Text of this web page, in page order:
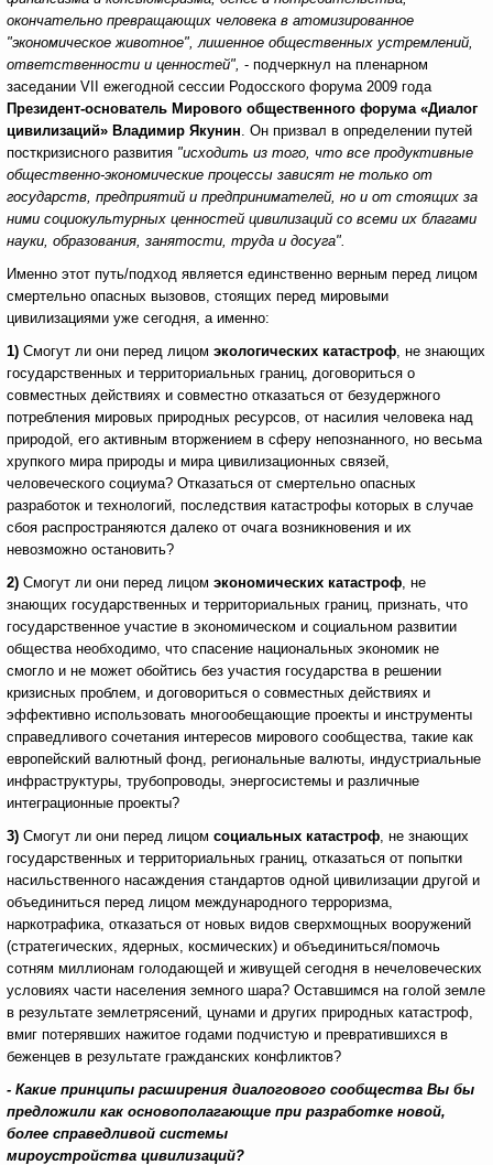
окончательно превращающих человека в атомизированное
"экономическое животное", лишенное общественных устремлений,
ответственности и ценностей", - подчеркнул на пленарном
заседании VII ежегодной сессии Родосского форума 2009 года
Президент-основатель Мирового общественного форума «Диалог
цивилизаций» Владимир Якунин. Он призвал в определении путей
посткризисного развития "исходить из того, что все продуктивные
общественно-экономические процессы зависят не только от
государств, предприятий и предпринимателей, но и от стоящих за
ними социокультурных ценностей цивилизаций со всеми их благами
науки, образования, занятости, труда и досуга".
Именно этот путь/подход является единственно верным перед лицом
смертельно опасных вызовов, стоящих перед мировыми
цивилизациями уже сегодня, а именно:
1) Смогут ли они перед лицом экологических катастроф, не знающих
государственных и территориальных границ, договориться о
совместных действиях и совместно отказаться от безудержного
потребления мировых природных ресурсов, от насилия человека над
природой, его активным вторжением в сферу непознанного, но весьма
хрупкого мира природы и мира цивилизационных связей,
человеческого социума? Отказаться от смертельно опасных
разработок и технологий, последствия катастрофы которых в случае
сбоя распространяются далеко от очага возникновения и их
невозможно остановить?
2) Смогут ли они перед лицом экономических катастроф, не
знающих государственных и территориальных границ, признать, что
государственное участие в экономическом и социальном развитии
общества необходимо, что спасение национальных экономик не
смогло и не может обойтись без участия государства в решении
кризисных проблем, и договориться о совместных действиях и
эффективно использовать многообещающие проекты и инструменты
справедливого сочетания интересов мирового сообщества, такие как
европейский валютный фонд, региональные валюты, индустриальные
инфраструктуры, трубопроводы, энергосистемы и различные
интеграционные проекты?
3) Смогут ли они перед лицом социальных катастроф, не знающих
государственных и территориальных границ, отказаться от попытки
насильственного насаждения стандартов одной цивилизации другой и
объединиться перед лицом международного терроризма,
наркотрафика, отказаться от новых видов сверхмощных вооружений
(стратегических, ядерных, космических) и объединиться/помочь
сотням миллионам голодающей и живущей сегодня в нечеловеческих
условиях части населения земного шара? Оставшимся на голой земле
в результате землетрясений, цунами и других природных катастроф,
вмиг потерявших нажитое годами подчистую и превратившихся в
беженцев в результате гражданских конфликтов?
- Какие принципы расширения диалогового сообщества Вы бы
предложили как основополагающие при разработке новой,
более справедливой системы
мироустройства цивилизаций?